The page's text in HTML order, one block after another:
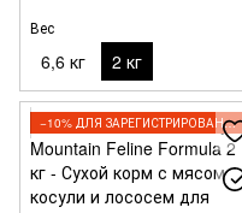
Вес
6,6 кг 2 кг
−10% ДЛЯ ЗАРЕГИСТРИРОВАННЫХ КЛИЕНТОВ